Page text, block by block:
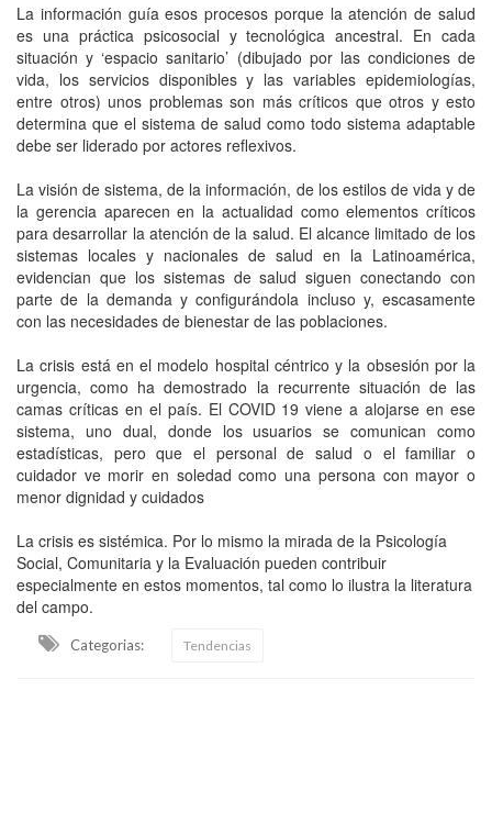
La información guía esos procesos porque la atención de salud
es una práctica psicosocial y tecnológica ancestral. En cada
situación y ‘espacio sanitario’ (dibujado por las condiciones de
vida, los servicios disponibles y las variables epidemiologías,
entre otros) unos problemas son más críticos que otros y esto
determina que el sistema de salud como todo sistema adaptable
debe ser liderado por actores reflexivos.
La visión de sistema, de la información, de los estilos de vida y de
la gerencia aparecen en la actualidad como elementos críticos
para desarrollar la atención de la salud. El alcance limitado de los
sistemas locales y nacionales de salud en la Latinoamérica,
evidencian que los sistemas de salud siguen conectando con
parte de la demanda y configurándola incluso y, escasamente
con las necesidades de bienestar de las poblaciones.
La crisis está en el modelo hospital céntrico y la obsesión por la
urgencia, como ha demostrado la recurrente situación de las
camas críticas en el país. El COVID 19 viene a alojarse en ese
sistema, uno dual, donde los usuarios se comunican como
estadísticas, pero que el personal de salud o el familiar o
cuidador ve morir en soledad como una persona con mayor o
menor dignidad y cuidados
La crisis es sistémica. Por lo mismo la mirada de la Psicología
Social, Comunitaria y la Evaluación pueden contribuir
especialmente en estos momentos, tal como lo ilustra la literatura
del campo.
Categorias: Tendencias